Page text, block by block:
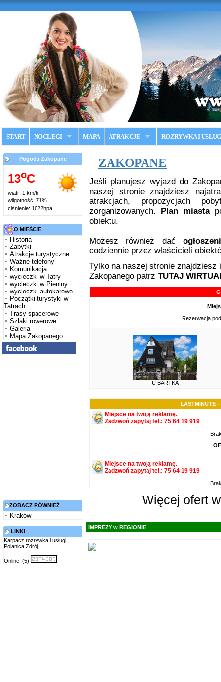
START NOCLEGI MAPA ATRAKCJE ROZRYWKA I
Pogoda Zakopane
13oC
wiatr: 1 km/h
wilgotność: 71%
ciśnienie: 1022hpa
O MIEŚCIE
Historia
Zabytki
Atrakcje turystyczne
Ważne telefony
Komunikacja
wycieczki w Tatry
wycieczki w Pieniny
wycieczki autokarowe
Początki turystyki w
Tatrach
Trasy spacerowe
Szlaki rowerowe
Galeria
Mapa Zakopanego
ZOBACZ RÓWNIEŻ
Kraków
LINKI
Karpacz rozrywka i usługi
Polanica Zdrój
Online: (5)
ZAKOPANE
Jeśli planujesz wyjazd do
naszej stronie znajdziesz
atrakcjach, propozycjach
zorganizowanych. Plan miasta
obiektu.
Możesz również dać
codziennie przez właścicieli
Tylko na naszej stronie
Zakopanego patrz TUTAJ
Rezerwacja
U BARTKA
LASTMINUTE -
Miejsce na twoją reklamę.
Zadzwoń zapytaj tel.: 75 64 19 919
Miejsce na twoją reklamę.
Zadzwoń zapytaj tel.: 75 64 19 919
Więcej ofert
IMPREZY w REGIONIE